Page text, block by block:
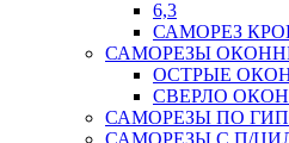
6,3
САМОРЕЗ
САМОРЕЗЫ
ОСТРЫЕ
СВЕРЛО
САМОРЕЗЫ ПО
САМОРЕЗЫ С П/